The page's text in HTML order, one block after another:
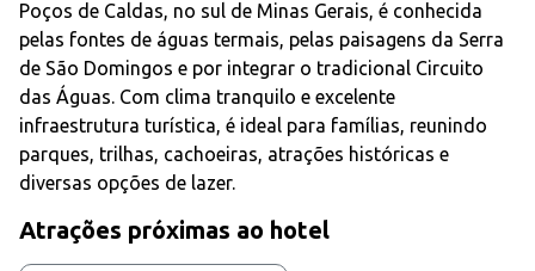
Poços de Caldas, no sul de Minas Gerais, é conhecida
pelas fontes de águas termais, pelas paisagens da Serra
de São Domingos e por integrar o tradicional Circuito
das Águas. Com clima tranquilo e excelente
infraestrutura turística, é ideal para famílias, reunindo
parques, trilhas, cachoeiras, atrações históricas e
diversas opções de lazer.
Atrações próximas ao hotel